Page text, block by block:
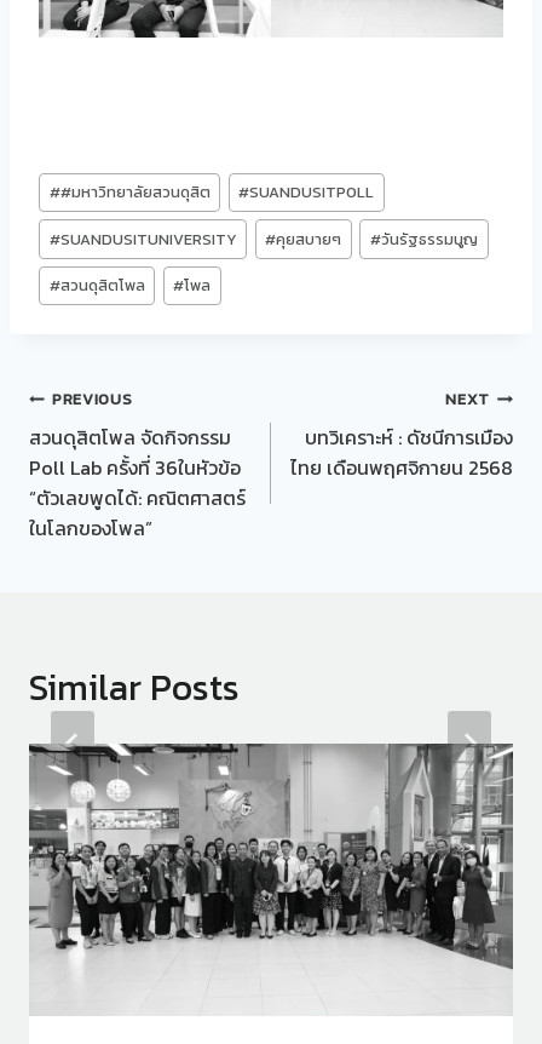
Post
Tags:
##มหาวิทยาลัยสวนดุสิต #SUANDUSITPOLL
#SUANDUSITUNIVERSITY #คุยสบายๆ #วันรัฐธรรมนูญ
#สวนดุสิตโพล #โพล
Post
navigation
PREVIOUS
สวนดุสิตโพล จัดกิจกรรม
Poll Lab ครั้งที่ 36ในหัวข้อ
“ตัวเลขพูดได้: คณิตศาสตร์
ในโลกของโพล”
NEXT
บทวิเคราะห์ : ดัชนีการเมือง
ไทย เดือนพฤศจิกายน 2568
Similar Posts